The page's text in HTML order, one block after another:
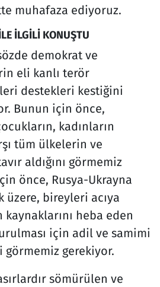
muhafaza ediyoruz.
İLGİLİ KONUŞTU
demokrat ve
eli kanlı terör
destekleri kestiğini
Bunun için önce,
kadınların
tüm ülkelerin ve
aldığını görmemiz
önce, Rusya-Ukrayna
üzere, bireyleri acıya
heba eden
için adil ve samimi
gerekiyor.
sömürülen ve